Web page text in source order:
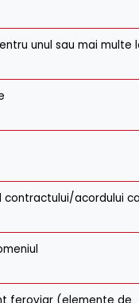
unul sau mai multe
acordului